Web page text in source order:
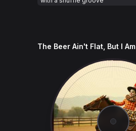
The Beer Ain't Flat, But I Am